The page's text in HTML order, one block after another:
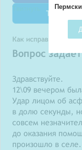
Твитнуть
Как исправить
Вопрос
Здравствуйте.
12\09 вечером
Удар лицом об
в долю секунды,
совсем
до оказания
произошло в